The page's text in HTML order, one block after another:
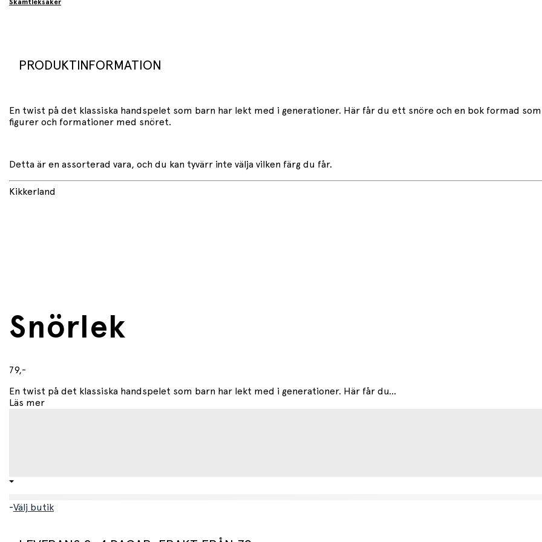
Skämtleksaker
PRODUKTINFORMATION
En twist på det klassiska handspelet som barn har lekt med i generationer. Här får du ett snöre och en bok formad
figurer och formationer med snöret.
Detta är en assorterad vara, och du kan tyvärr inte välja vilken färg du får.
Kikkerland
Snörlek
79,-
En twist på det klassiska handspelet som barn har lekt med i generationer. Här får du...
Läs mer
-Välj butik